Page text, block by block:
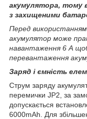
акумулятора, тому
з захищеними
Перед
акумулятор може
навантаження 6 А
перевантаження
Заряд і ємність
Струм заряду
перемички JP2, за
допускається
6000mAh. Для